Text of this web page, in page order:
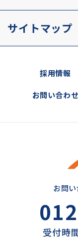
サイトマップ
採用情報
お問い合わせ
お問
受付時